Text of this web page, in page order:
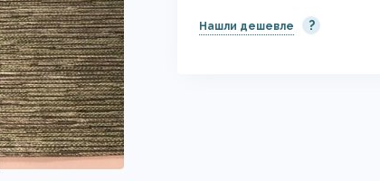
Нашли дешевле ?